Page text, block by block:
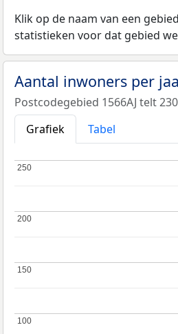
Klik op de naam van een
statistieken voor dat gebied
Aantal inwoners per
Postcodegebied 1566AJ telt
Grafiek
Tabel
100
100
150
150
200
200
250
250